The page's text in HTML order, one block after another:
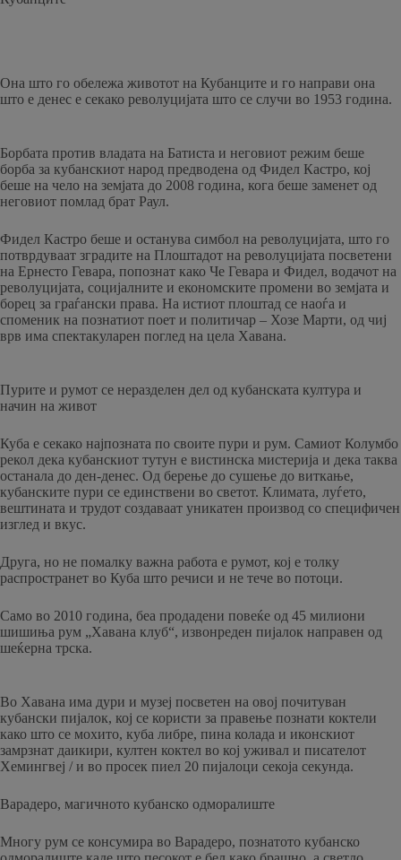
Она што го обележа животот на Кубанците и го направи она
што е денес е секако револуцијата што се случи во 1953 година.
Борбата против владата на Батиста и неговиот режим беше
борба за кубанскиот народ предводена од Фидел Кастро, кој
беше на чело на земјата до 2008 година, кога беше заменет од
неговиот помлад брат Раул.
Фидел Кастро беше и останува симбол на револуцијата, што го
потврдуваат зградите на Плоштадот на револуцијата посветени
на Ернесто Гевара, попознат како Че Гевара и Фидел, водачот на
револуцијата, социјалните и економските промени во земјата и
борец за граѓански права. На истиот плоштад се наоѓа и
споменик на познатиот поет и политичар – Хозе Марти, од чиј
врв има спектакуларен поглед на цела Хавана.
Пурите и румот се неразделен дел од кубанската култура и
начин на живот
Куба е секако најпозната по своите пури и рум. Самиот Колумбо
рекол дека кубанскиот тутун е вистинска мистерија и дека таква
останала до ден-денес. Од берење до сушење до виткање,
кубанските пури се единствени во светот. Климата, луѓето,
вештината и трудот создаваат уникатен производ со специфичен
изглед и вкус.
Друга, но не помалку важна работа е румот, кој е толку
распространет во Куба што речиси и не тече во потоци.
Само во 2010 година, беа продадени повеќе од 45 милиони
шишиња рум „Хавана клуб“, извонреден пијалок направен од
шеќерна трска.
Во Хавана има дури и музеј посветен на овој почитуван
кубански пијалок, кој се користи за правење познати коктели
како што се мохито, куба либре, пина колада и иконскиот
замрзнат даикири, култен коктел во кој уживал и писателот
Хемингвеј / и во просек пиел 20 пијалоци секоја секунда.
Варадеро, магичното кубанско одморалиште
Многу рум се консумира во Варадеро, познатото кубанско